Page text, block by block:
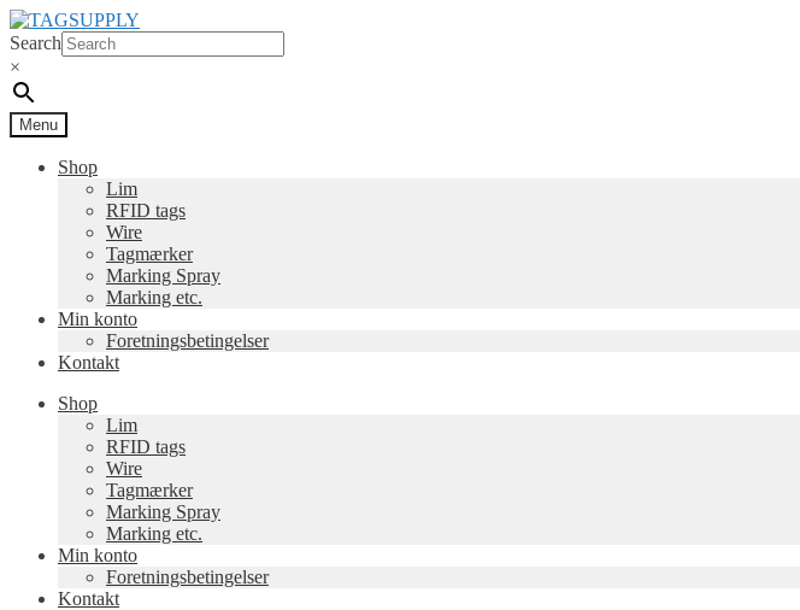
Spring
til
navigation
Spring
til
indhold
Search
×
Menu
Shop
Lim
RFID tags
Wire
Tagmærker
Marking Spray
Marking etc.
Min konto
Foretningsbetingelser
Kontakt
Shop
Lim
RFID tags
Wire
Tagmærker
Marking Spray
Marking etc.
Min konto
Foretningsbetingelser
Kontakt